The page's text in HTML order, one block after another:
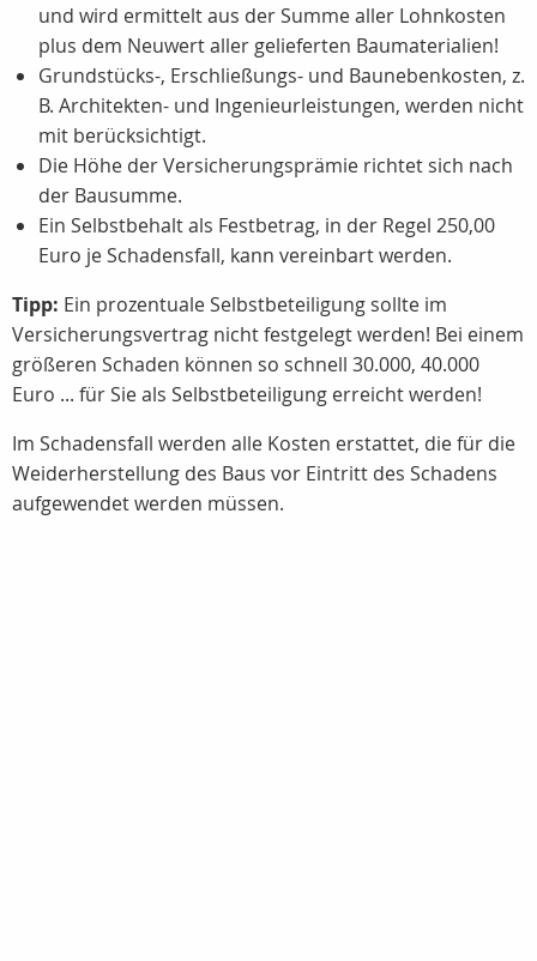
und wird ermittelt aus der Summe aller Lohnkosten
plus dem Neuwert aller gelieferten Baumaterialien!
Grundstücks-, Erschließungs- und Baunebenkosten, z.
B. Architekten- und Ingenieurleistungen, werden nicht
mit berücksichtigt.
Die Höhe der Versicherungsprämie richtet sich nach
der Bausumme.
Ein Selbstbehalt als Festbetrag, in der Regel 250,00
Euro je Schadensfall, kann vereinbart werden.
Tipp: Ein prozentuale Selbstbeteiligung sollte im
Versicherungsvertrag nicht festgelegt werden! Bei einem
größeren Schaden können so schnell 30.000, 40.000
Euro ... für Sie als Selbstbeteiligung erreicht werden!
Im Schadensfall werden alle Kosten erstattet, die für die
Weiderherstellung des Baus vor Eintritt des Schadens
aufgewendet werden müssen.